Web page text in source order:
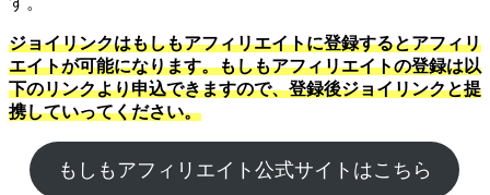
ジョイリンクはもしもアフィリエイトに登録するとアフィリ
エイトが可能になります。もしもアフィリエイトの登録は以
下のリンクより申込できますので、登録後ジョイリンクと提
携していってください。
もしもアフィリエイト公式サイトはこちら